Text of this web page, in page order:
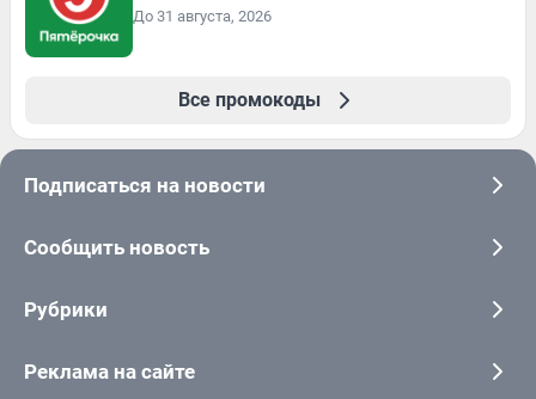
До 31 августа, 2026
Все промокоды
Подписаться на новости
Сообщить новость
Рубрики
Реклама на сайте